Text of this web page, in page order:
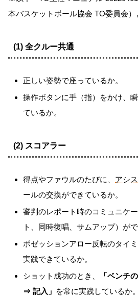
本バスケットボール協会 TO委員会
(1) 全クルー共通
正しい姿勢で座っているか。
操作ボタンに手（指）をかけ、
ているか。
(2) スコアラー
得点やファウルのたびに、 アシ
ールの交換ができているか。
審判のレポート時のコミュニケ
ト、同時復唱、サムアップ）がで
ポゼッションアロー反転のタイ
実践できているか。
ショット成功のとき、
「ベンチ
⇒ 記入」 を常に実践しているか。